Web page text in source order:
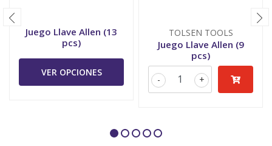
Juego Llave Allen (13
pcs)
VER OPCIONES
TOLSEN TOOLS
Juego Llave Allen (9
pcs)
+
-